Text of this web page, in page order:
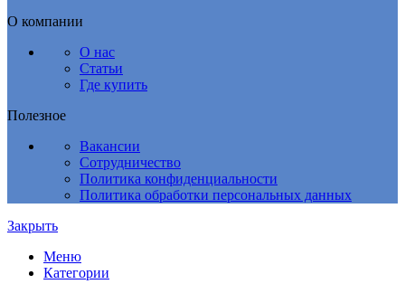
О компании
О нас
Статьи
Где купить
Полезное
Вакансии
Сотрудничество
Политика конфиденциальности
Политика обработки персональных данных
Закрыть
Меню
Категории